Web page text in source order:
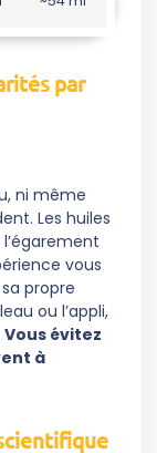
par
ni même
Les huiles
vous
propre
ou l’appli,
Vous évitez
à